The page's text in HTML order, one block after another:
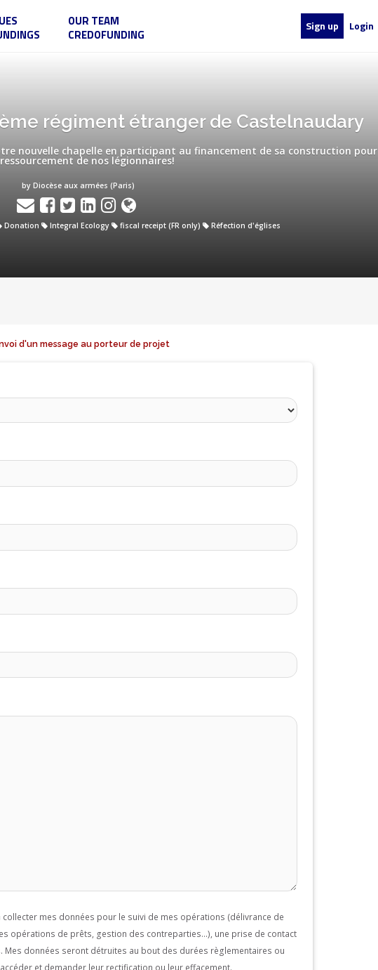
Sign up Login
OUR TEAM
CREDOFUNDING
régiment étranger de Castelnaudary
nouvelle chapelle en participant au financement de sa construction pour
de nos légionnaires!
by Diocèse aux armées (Paris)
Donation Integral Ecology fiscal receipt (FR only) Réfection d'églises
d'un message au porteur de projet
à collecter mes données pour le suivi de mes opérations (délivrance de
opérations de prêts, gestion des contreparties...), une prise de contact
Mes données seront détruites au bout des durées règlementaires ou
et demander leur rectification ou leur effacement.